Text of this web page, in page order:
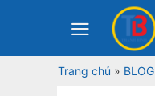
nội
Trang chủ » BLOG